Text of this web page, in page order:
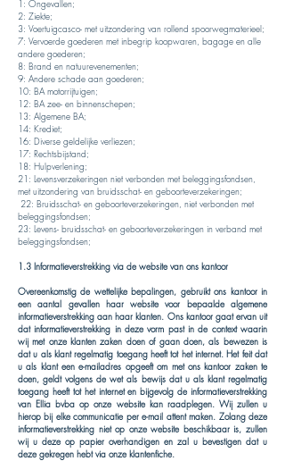
1: Ongevallen;
2: Ziekte;
3: Voertuigcasco- met uitzondering van rollend spoorwegmaterieel;
7: Vervoerde goederen met inbegrip koopwaren, bagage en alle
andere goederen;
8: Brand en natuurevenementen;
9: Andere schade aan goederen;
10: BA motorrijtuigen;
12: BA zee- en binnenschepen;
13: Algemene BA;
14: Krediet;
16: Diverse geldelijke verliezen;
17: Rechtsbijstand;
18: Hulpverlening;
21: Levensverzekeringen niet verbonden met beleggingsfondsen,
met uitzondering van bruidsschat- en geboorteverzekeringen;
22: Bruidsschat- en geboorteverzekeringen, niet verbonden met
beleggingsfondsen;
23: Levens- bruidsschat- en geboorteverzekeringen in verband met
beleggingsfondsen;
1.3 Informatieverstrekking via de website van ons kantoor
Overeenkomstig de wettelijke bepalingen, gebruikt ons kantoor in
een aantal gevallen haar website voor bepaalde algemene
informatieverstrekking aan haar klanten. Ons kantoor gaat ervan uit
dat informatieverstrekking in deze vorm past in de context waarin
wij met onze klanten zaken doen of gaan doen, als bewezen is
dat u als klant regelmatig toegang heeft tot het internet. Het feit dat
u als klant een e-mailadres opgeeft om met ons kantoor zaken te
doen, geldt volgens de wet als bewijs dat u als klant regelmatig
toegang heeft tot het internet en bijgevolg de informatieverstrekking
van Ellia bvba op onze website kan raadplegen. Wij zullen u
hierop bij elke communicatie per e-mail attent maken. Zolang deze
informatieverstrekking niet op onze website beschikbaar is, zullen
wij u deze op papier overhandigen en zal u bevestigen dat u
deze gekregen hebt via onze klantenfiche.